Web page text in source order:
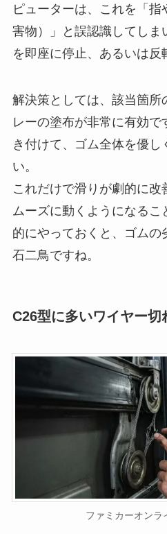
ピューターは、これを「
害物）」と誤認識してしま
を即座に停止、あるいは反
解決策としては、該当箇所
レーの塗布が非常に有効で
き付けて、ゴム全体を優し
い。
これだけで滑りが劇的に改
ムーズに動くようになるこ
的にやっておくと、ゴムの
石二鳥ですね。
C26型に多いワイヤー切
ファミカーオンラ